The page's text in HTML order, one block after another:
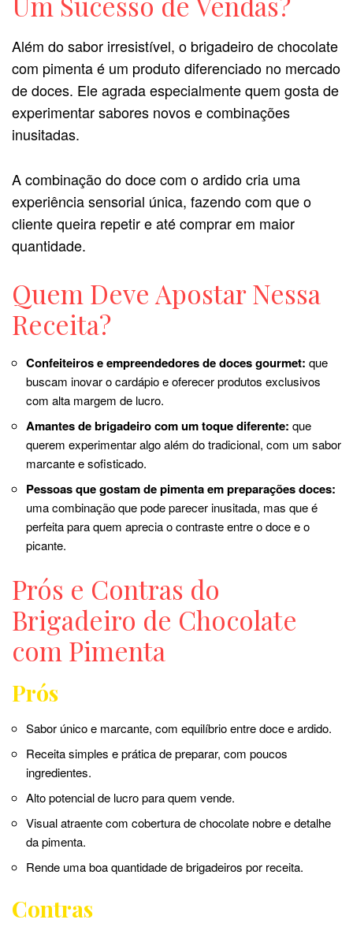
Além do sabor irresistível, o brigadeiro de chocolate
com pimenta é um produto diferenciado no mercado
de doces. Ele agrada especialmente quem gosta de
experimentar sabores novos e combinações
inusitadas.
A combinação do doce com o ardido cria uma
experiência sensorial única, fazendo com que o
cliente queira repetir e até comprar em maior
quantidade.
Quem Deve Apostar Nessa
Receita?
Confeiteiros e empreendedores de doces gourmet: que
buscam inovar o cardápio e oferecer produtos exclusivos
com alta margem de lucro.
Amantes de brigadeiro com um toque diferente: que
querem experimentar algo além do tradicional, com um sabor
marcante e sofisticado.
Pessoas que gostam de pimenta em preparações doces:
uma combinação que pode parecer inusitada, mas que é
perfeita para quem aprecia o contraste entre o doce e o
picante.
Prós e Contras do
Brigadeiro de Chocolate
com Pimenta
Prós
Sabor único e marcante, com equilíbrio entre doce e ardido.
Receita simples e prática de preparar, com poucos
ingredientes.
Alto potencial de lucro para quem vende.
Visual atraente com cobertura de chocolate nobre e detalhe
da pimenta.
Rende uma boa quantidade de brigadeiros por receita.
Contras